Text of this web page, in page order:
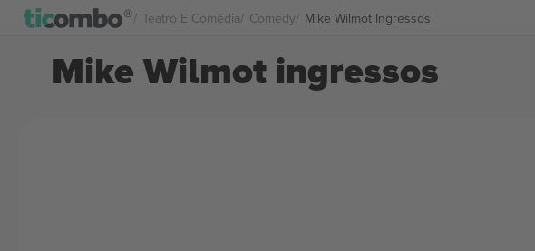
Teatro E Comédia Comedy Mike Wilmot Ingressos
Mike Wilmot ingressos